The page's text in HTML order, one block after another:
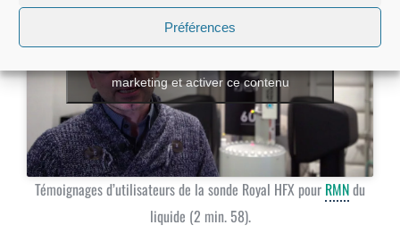
Préférences
marketing et activer ce contenu
Témoignages d’utilisateurs de la sonde Royal HFX pour RMNdu
liquide (2 min. 58).